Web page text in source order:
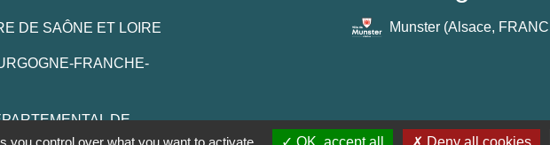
DE SAÔNE ET LOIRE
FRANCHE-
DE
Munster (Alsace,
you control over what you want to activate OK, accept all Deny all cookies